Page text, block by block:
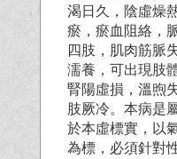
渴日久，陰虛燥
瘀，瘀血阻絡，
四肢，肌肉筋脈
濡養，可出現肢
腎陽虛損，溫煦
肢厥冷。本病是
於本虛標實，以
為標，必須針對